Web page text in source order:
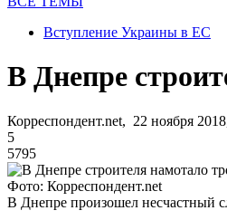
Вступление Украины в ЕС
В Днепре
Корреспондент.net, 22 ноября
5
5795
Фото: Корреспондент.net
В Днепре произошел несчастный